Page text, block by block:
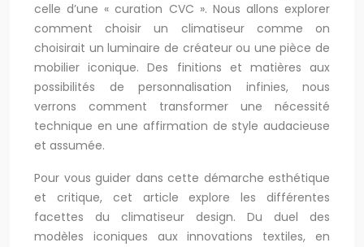
celle d’une « curation CVC ». Nous allons explorer
comment choisir un climatiseur comme on
choisirait un luminaire de créateur ou une pièce de
mobilier iconique. Des finitions et matières aux
possibilités de personnalisation infinies, nous
verrons comment transformer une nécessité
technique en une affirmation de style audacieuse
et assumée.
Pour vous guider dans cette démarche esthétique
et critique, cet article explore les différentes
facettes du climatiseur design. Du duel des
modèles iconiques aux innovations textiles, en